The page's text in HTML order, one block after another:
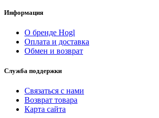
Информация
О бренде Hogl
Оплата и доставка
Обмен и возврат
Служба поддержки
Связаться с нами
Возврат товара
Карта сайта